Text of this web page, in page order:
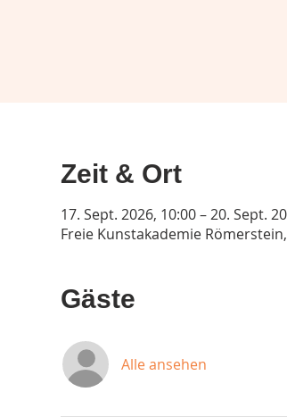
Zeit & Ort
17. Sept. 2026, 10:00 – 20. Sept.
Freie Kunstakademie
Gäste
Alle ansehen